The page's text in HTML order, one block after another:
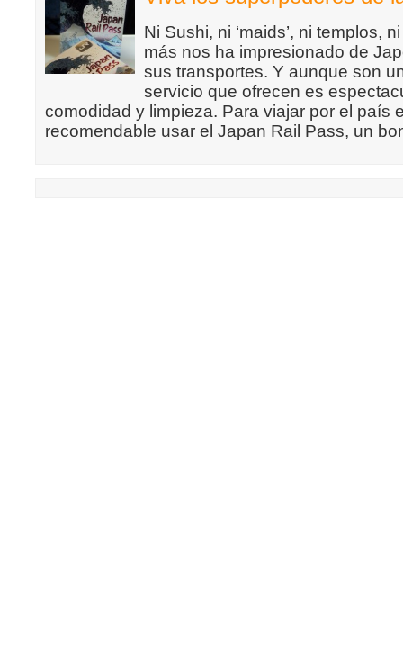
Ni Sushi, ni ‘maids’, ni templos,
más nos ha impresionado de
sus transportes. Y aunque son
servicio que ofrecen es
comodidad y limpieza. Para viajar por el país
recomendable usar el Japan Rail Pass, un